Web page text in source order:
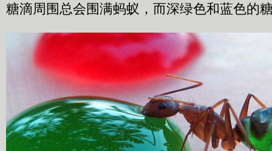
糖滴周围总会围满蚂蚁，而深绿色和蓝色的